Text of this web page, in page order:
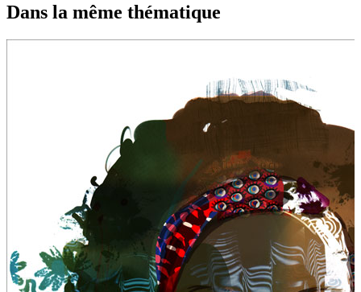
Dans la même thématique